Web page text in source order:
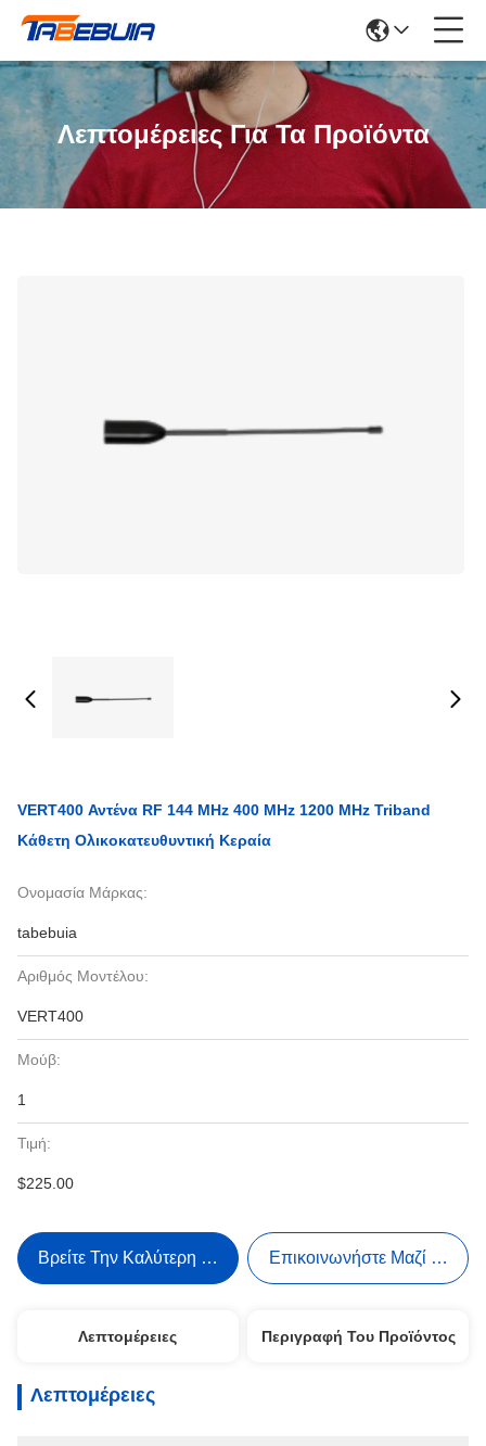
Λεπτομέρειες Για Τα Προϊόντα
VERT400 Αντένα RF 144 MHz 400 MHz 1200 MHz Triband
Κάθετη Ολικοκατευθυντική Κεραία
Ονομασία Μάρκας:
tabebuia
Αριθμός Μοντέλου:
VERT400
Μούβ:
1
Τιμή:
$225.00
Βρείτε Την Καλύτερη Τιμή Επικοινωνήστε Μαζί Μας
Λεπτομέρειες Περιγραφή Του Προϊόντος
Λεπτομέρειες